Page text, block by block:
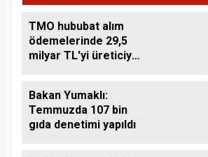
TMO hububat alım
ödemelerinde 29,5
milyar TL'yi üreticiye
Bakan Yumaklı:
Temmuzda 107 bin
gıda denetimi yapıldı